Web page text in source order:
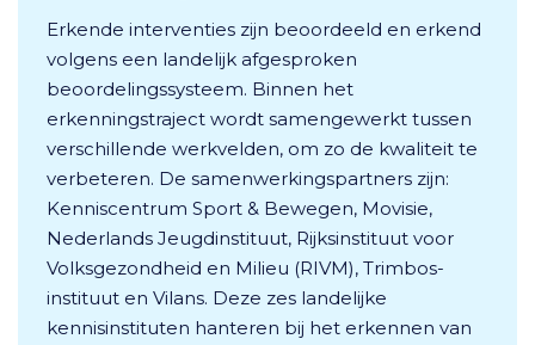
Erkende interventies zijn beoordeeld en erkend
volgens een landelijk afgesproken
beoordelingssysteem. Binnen het
erkenningstraject wordt samengewerkt tussen
verschillende werkvelden, om zo de kwaliteit te
verbeteren. De samenwerkingspartners zijn:
Kenniscentrum Sport & Bewegen, Movisie,
Nederlands Jeugdinstituut, Rijksinstituut voor
Volksgezondheid en Milieu (RIVM), Trimbos-
instituut en Vilans. Deze zes landelijke
kennisinstituten hanteren bij het erkennen van